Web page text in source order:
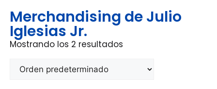
Merchandising de Julio
Iglesias Jr.
Mostrando los 2 resultados